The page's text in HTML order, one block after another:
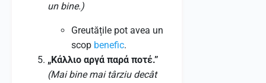
un bine.)
Greutățile pot avea un
scop benefic.
„Κάλλιο αργά παρά ποτέ.”
(Mai bine mai târziu decât